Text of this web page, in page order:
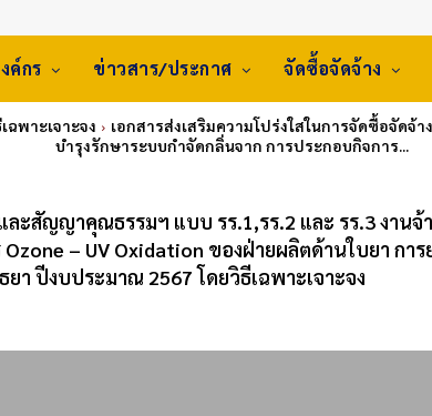
ค์กร ข่าวสาร/ประกาศ จัดซื้อจัดจ้าง
เฉพาะเจาะจง
เอกสารส่งเสริมความโปร่งใสในการจัดซื้อจัดจ้
บำรุงรักษาระบบกำจัดกลิ่นจาก การประกอบกิจการ...
ละสัญญาคุณธรรมฯ แบบ รร.1,รร.2 และ รร.3 งานจ้
– UV Oxidation ของฝ่ายผลิตด้านใบยา การ
า ปีงบประมาณ 2567 โดยวิธีเฉพาะเจาะจง